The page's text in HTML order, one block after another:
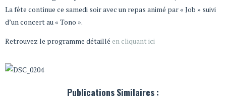
La fête continue ce samedi soir avec un repas animé par « Job » suivi
d’un concert au « Tono ».
Retrouvez le programme détaillé en cliquant ici
Publications Similaires :